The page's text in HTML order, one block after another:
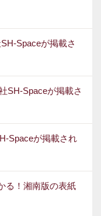
Spaceが掲載さ
SH-Spaceが掲載さ
Spaceが掲載され
る！湘南版の表紙